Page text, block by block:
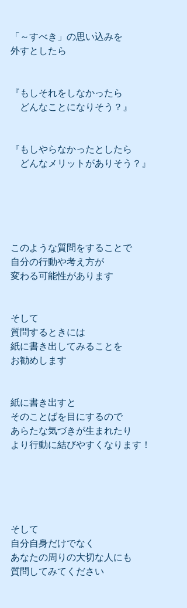
「～すべき」の思い込みを
外すとしたら
『もしそれをしなかったら
どんなことになりそう？』
『もしやらなかったとしたら
どんなメリットがありそう？』
このような質問をすることで
自分の行動や考え方が
変わる可能性があります
そして
質問するときには
紙に書き出してみることを
お勧めします
紙に書き出すと
そのことばを目にするので
あらたな気づきが生まれたり
より行動に結びやすくなります！
そして
自分自身だけでなく
あなたの周りの大切な人にも
質問してみてください